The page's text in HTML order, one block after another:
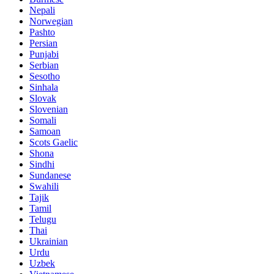
Nepali
Norwegian
Pashto
Persian
Punjabi
Serbian
Sesotho
Sinhala
Slovak
Slovenian
Somali
Samoan
Scots Gaelic
Shona
Sindhi
Sundanese
Swahili
Tajik
Tamil
Telugu
Thai
Ukrainian
Urdu
Uzbek